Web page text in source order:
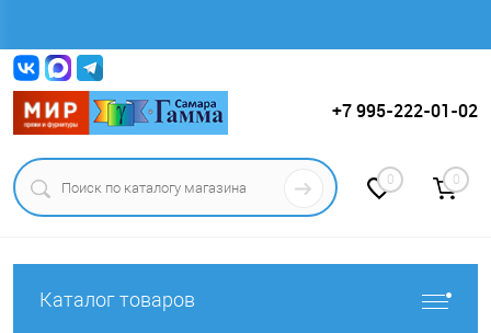
+7 995-222-01-02
0 0
Каталог товаров